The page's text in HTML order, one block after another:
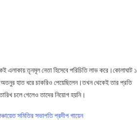
এলাকায় তৃনমূল নেতা হিসেবে পরিচিতি লাভ করে।কোলাঘাট ১
হাত ধরে চাকরিও পেয়েছিলেন।তখন থেকেই তার প্রতি
চলে গেলেও তাদের নিয়োগ হয়নি।
সমিতির সভাপতি প্রদীপ গায়েন